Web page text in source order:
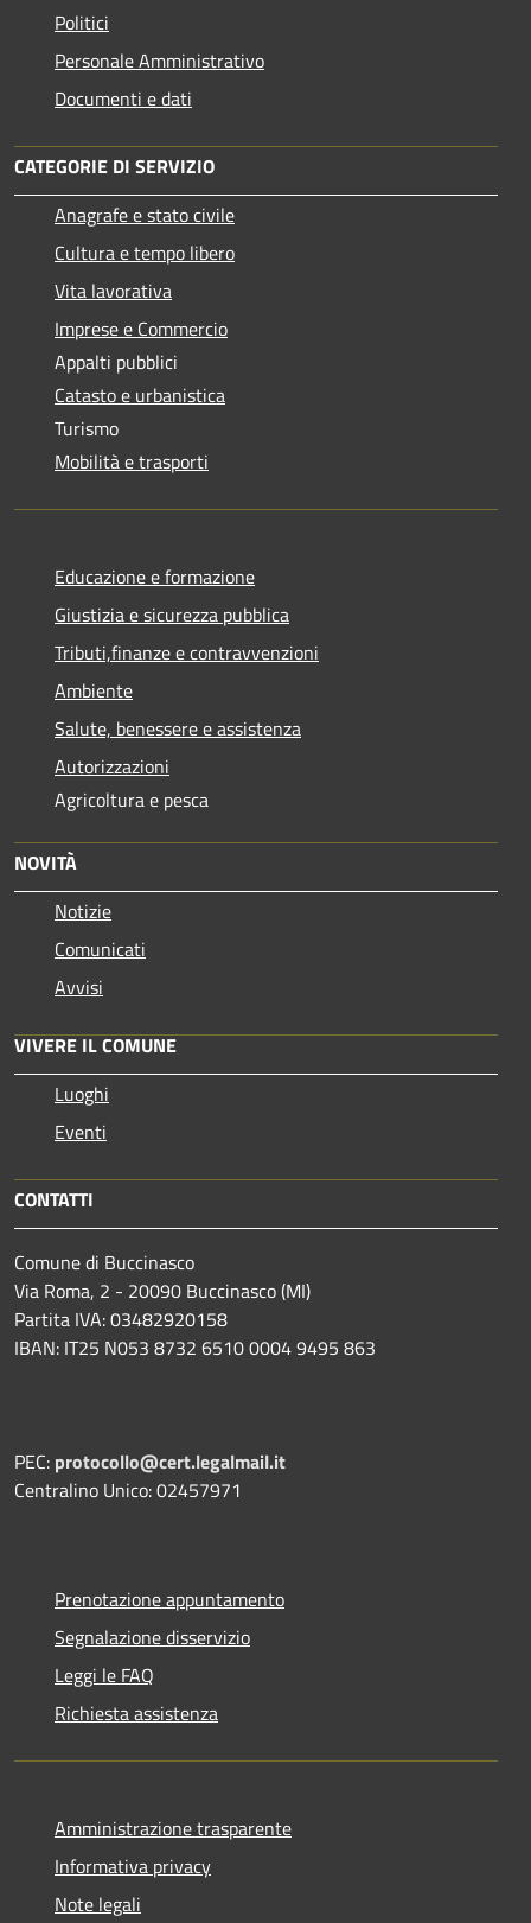
Politici
Personale Amministrativo
Documenti e dati
CATEGORIE DI SERVIZIO
Anagrafe e stato civile
Cultura e tempo libero
Vita lavorativa
Imprese e Commercio
Appalti pubblici
Catasto e urbanistica
Turismo
Mobilità e trasporti
Educazione e formazione
Giustizia e sicurezza pubblica
Tributi,finanze e contravvenzioni
Ambiente
Salute, benessere e assistenza
Autorizzazioni
Agricoltura e pesca
NOVITÀ
Notizie
Comunicati
Avvisi
VIVERE IL COMUNE
Luoghi
Eventi
CONTATTI
Comune di Buccinasco
Via Roma, 2 - 20090 Buccinasco (MI)
Partita IVA: 03482920158
IBAN: IT25 N053 8732 6510 0004 9495 863
PEC: protocollo@cert.legalmail.it
Centralino Unico: 02457971
Prenotazione appuntamento
Segnalazione disservizio
Leggi le FAQ
Richiesta assistenza
Amministrazione trasparente
Informativa privacy
Note legali